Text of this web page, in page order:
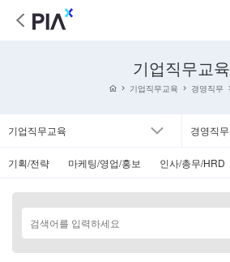
기업직무교육
기업직무교육 경영직무
기업직무교육 경영직무
기획/전략 마케팅/영업/홍보 인사/총무/HRD